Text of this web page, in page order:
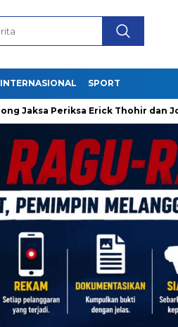
INTERNASIONAL SPORT
Periksa Erick Thohir dan Jokowi